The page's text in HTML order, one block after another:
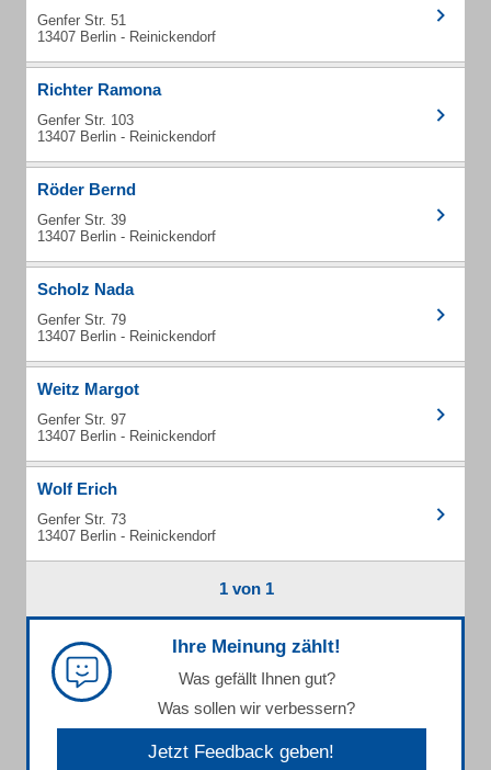
Genfer Str. 51
13407 Berlin - Reinickendorf
Richter Ramona
Genfer Str. 103
13407 Berlin - Reinickendorf
Röder Bernd
Genfer Str. 39
13407 Berlin - Reinickendorf
Scholz Nada
Genfer Str. 79
13407 Berlin - Reinickendorf
Weitz Margot
Genfer Str. 97
13407 Berlin - Reinickendorf
Wolf Erich
Genfer Str. 73
13407 Berlin - Reinickendorf
1 von 1
Ihre Meinung zählt!
Was gefällt Ihnen gut?
Was sollen wir verbessern?
Jetzt Feedback geben!